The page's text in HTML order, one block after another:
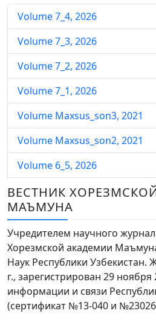
Volume 7_4, 2026
Volume 7_3, 2026
Volume 7_2, 2026
Volume 7_1, 2026
Volume Maxsus_son3, 2021
Volume Maxsus_son2, 2021
Volume 6_5, 2026
Volume 6_4, 2026
Volume 6_3, 2026
Volume 6_2, 2026
Volume 6_1, 2026
Volume MAXSUS_SON, 2022
Volume 3_2, 2020
ВЕСТНИК
МАЪМУНА
Учредителем научного
Хорезмской академии
Наук Республики Узбекистан.
г., зарегистрирован 29 ноября
информации и связи
(сертификат №13-040 и